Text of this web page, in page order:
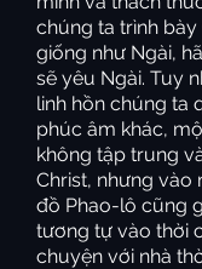
chúng ta trình bày
giống như Ngài,
sẽ yêu Ngài. Tuy
linh hồn chúng ta
phúc âm khác,
không tập trung
Christ, nhưng vào
đồ Phao-lô cũng
tương tự vào thời
chuyện với nhà